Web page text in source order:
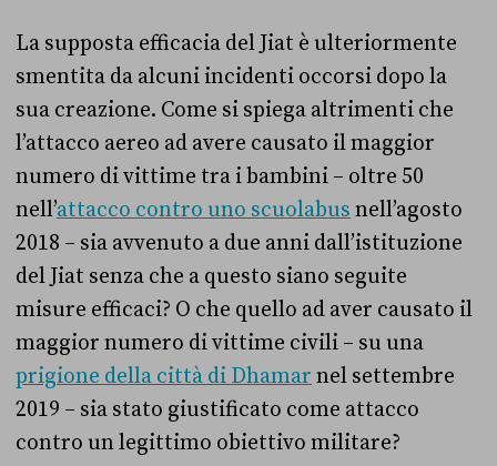
La supposta efficacia del Jiat è ulteriormente
smentita da alcuni incidenti occorsi dopo la
sua creazione. Come si spiega altrimenti che
l’attacco aereo ad avere causato il maggior
numero di vittime tra i bambini – oltre 50
nell’attacco contro uno scuolabus nell’agosto
2018 – sia avvenuto a due anni dall’istituzione
del Jiat senza che a questo siano seguite
misure efficaci? O che quello ad aver causato il
maggior numero di vittime civili – su una
prigione della città di Dhamar nel settembre
2019 – sia stato giustificato come attacco
contro un legittimo obiettivo militare?